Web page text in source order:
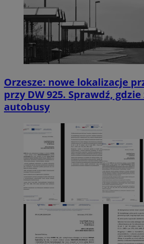
Orzesze: nowe lokalizacje
przy DW 925. Sprawdź,
autobusy